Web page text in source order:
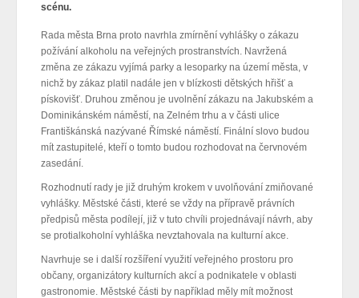
scénu.
Rada města Brna proto navrhla zmírnění vyhlášky o zákazu
požívání alkoholu na veřejných prostranstvích. Navržená
změna ze zákazu vyjímá parky a lesoparky na území města, v
nichž by zákaz platil nadále jen v blízkosti dětských hřišť a
pískovišť. Druhou změnou je uvolnění zákazu na Jakubském a
Dominikánském náměstí, na Zelném trhu a v části ulice
Františkánská nazývané Římské náměstí. Finální slovo budou
mít zastupitelé, kteří o tomto budou rozhodovat na červnovém
zasedání.
Rozhodnutí rady je již druhým krokem v uvolňování zmiňované
vyhlášky. Městské části, které se vždy na přípravě právních
předpisů města podílejí, již v tuto chvíli projednávají návrh, aby
se protialkoholní vyhláška nevztahovala na kulturní akce.
Navrhuje se i další rozšíření využití veřejného prostoru pro
občany, organizátory kulturních akcí a podnikatele v oblasti
gastronomie. Městské části by například měly mít možnost